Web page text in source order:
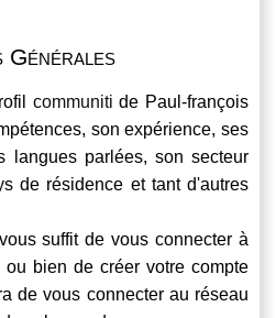
Générales
communiti de Paul-françois
son expérience, ses
langues parlées, son secteur
de résidence et tant d'autres
suffit de vous connecter à
ou bien de créer votre compte
de vous connecter au réseau